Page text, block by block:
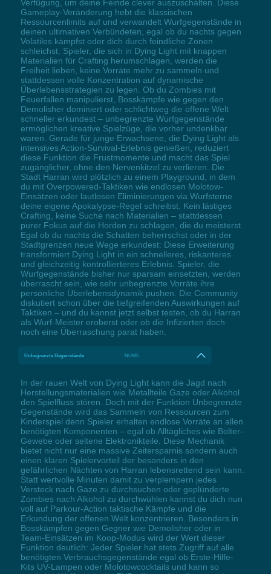
Verfügung, um deine Feinde clever auszuschalten. Diese
Gameplay-Veränderung hebt die klassischen
Ressourcenlimits auf und verwandelt Wurfgegenstände in
deinen ultimativen Verbündeten, egal ob du nachts gegen
Volatiles kämpfst oder dich durch feindliche Zonen
schleichst. Spieler, die sich in Dying Light mit knappen
Materialien für Crafting herumschlagen, werden die
Freiheit lieben, keine Vorräte mehr zu sammeln und
stattdessen volle Konzentration auf dynamische
Überlebensstrategien zu legen. Ob du Zombies mit
Feuerfallen manipulierst, Bosskämpfe wie gegen den
Demolisher dominiert oder schlichtweg die offene Welt
schneller erkundest – unbegrenzte Wurfgegenstände
ermöglichen kreative Spielzüge, die vorher undenkbar
waren. Gerade für junge Erwachsene, die Dying Light als
intensives Action-Survival-Erlebnis genießen, reduziert
diese Funktion die Frustmomente und macht das Spiel
zugänglicher, ohne den Nervenkitzel zu verlieren. Die
Stadt Harran wird plötzlich zu einem Playground, in dem
du mit Overpowered-Taktiken wie endlosen Molotow-
Einsätzen oder lautlosen Eliminierungen via Wurfsterne
deine eigene Apokalypse-Regel schreibst. Kein lästiges
Crafting, keine Suche nach Materialien – stattdessen
purer Fokus auf die Horden zu schlagen, die du meisterst.
Egal ob du nachts die Schatten beherrschst oder in der
Stadtgrenzen neue Wege erkundest: Diese Erweiterung
transformiert Dying Light in ein schnelleres, riskanteres
und gleichzeitig kontrollierteres Erlebnis. Spieler, die
Wurfgegenstände bisher nur sparsam einsetzten, werden
überrascht sein, wie sehr unbegrenzte Vorräte ihre
persönliche Überlebensdynamik pushen. Die Community
diskutiert schon über die tiefgreifenden Auswirkungen auf
Taktiken – und du kannst jetzt selbst testen, ob du Harran
als Wurf-Meister eroberst oder ob die Infizierten doch
noch eine Überraschung parat haben.
Unbegrenzte Gegenstände NUM5
In der rauen Welt von Dying Light kann die Jagd nach
Herstellungsmaterialien wie Metallteile Gaze oder Alkohol
den Spielfluss stören. Doch mit der Funktion Unbegrenzte
Gegenstände wird das Sammeln von Ressourcen zum
Kinderspiel denn Spieler erhalten endlose Vorräte an allen
benötigten Komponenten – egal ob Alltägliches wie Bolter-
Gewebe oder seltene Elektronikteile. Diese Mechanik
bietet nicht nur eine massive Zeitersparnis sondern auch
einen klaren Spielervorteil der besonders in den
gefährlichen Nächten von Harran lebensrettend sein kann.
Statt wertvolle Minuten damit zu verplempern jedes
Versteck nach Gaze zu durchsuchen oder geplünderte
Zombies nach Alkohol zu durchwühlen kannst du dich nun
voll auf Parkour-Action taktische Kämpfe und die
Erkundung der offenen Welt konzentrieren. Besonders in
Bosskämpfen gegen Gegner wie Demolisher oder in
Team-Einsätzen im Koop-Modus wird der Wert dieser
Funktion deutlich: Jeder Spieler hat stets Zugriff auf alle
benötigten Verbrauchsgegenstände egal ob Erste-Hilfe-
Kits UV-Lampen oder Molotowcocktails und kann so